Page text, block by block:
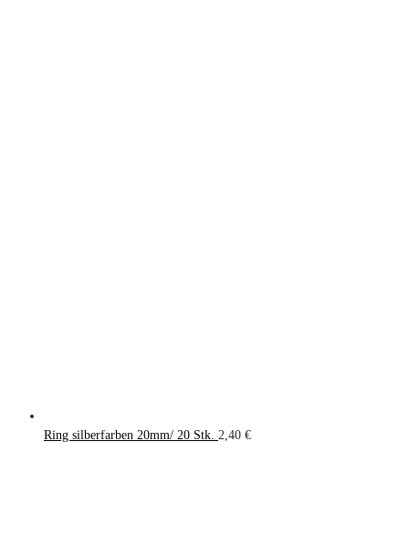
Ring silberfarben 20mm/ 20 Stk. 2,40 €